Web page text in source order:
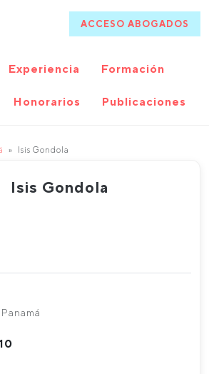
ACCESO ABOGADOS
Experiencia Formación
Honorarios Publicaciones
Isis Gondola
Isis Gondola